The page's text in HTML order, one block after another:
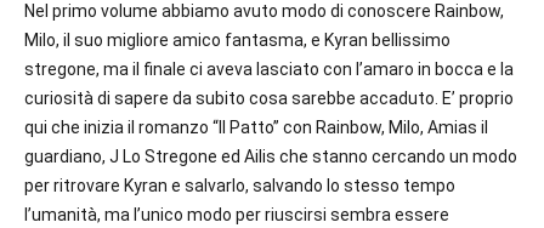
Nel primo volume abbiamo avuto modo di conoscere Rainbow,
Milo, il suo migliore amico fantasma, e Kyran bellissimo
stregone, ma il finale ci aveva lasciato con l’amaro in bocca e la
curiosità di sapere da subito cosa sarebbe accaduto. E’ proprio
qui che inizia il romanzo “Il Patto” con Rainbow, Milo, Amias il
guardiano, J Lo Stregone ed Ailis che stanno cercando un modo
per ritrovare Kyran e salvarlo, salvando lo stesso tempo
l’umanità, ma l’unico modo per riuscirsi sembra essere